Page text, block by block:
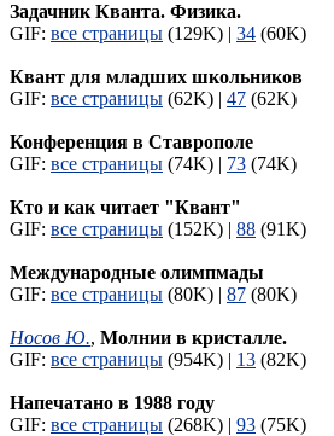
Задачник Кванта. Физика.
GIF: все страницы (129K) | 34 (60K)
Квант для младших школьников
GIF: все страницы (62K) | 47 (62K)
Конференция в Ставрополе
GIF: все страницы (74K) | 73 (74K)
Кто и как читает "Квант"
GIF: все страницы (152K) | 88 (91K)
Международные олимпмады
GIF: все страницы (80K) | 87 (80K)
Носов Ю., Молнии в кристалле.
GIF: все страницы (954K) | 13 (82K)
Напечатано в 1988 году
GIF: все страницы (268K) | 93 (75K)